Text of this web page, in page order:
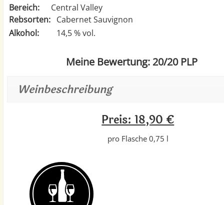
Bereich:
Central Valley
Rebsorten: Cabernet Sauvignon
Alkohol:
14,5 % vol.
Meine Bewertung: 20/20 PLP
Weinbeschreibung
Preis: 18,90 €
pro Flasche 0,75 l